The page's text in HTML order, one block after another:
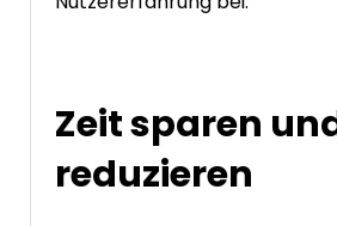
Zeit sparen
reduzieren